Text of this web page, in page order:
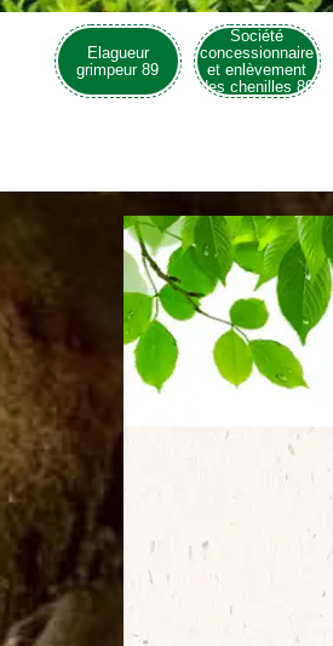
Elagueur
grimpeur 89
Société
concessionnaire
et enlèvement
des chenilles 89